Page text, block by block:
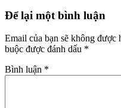
Để lại một bình luận
Email của bạn sẽ không được
buộc được đánh dấu *
Bình luận *